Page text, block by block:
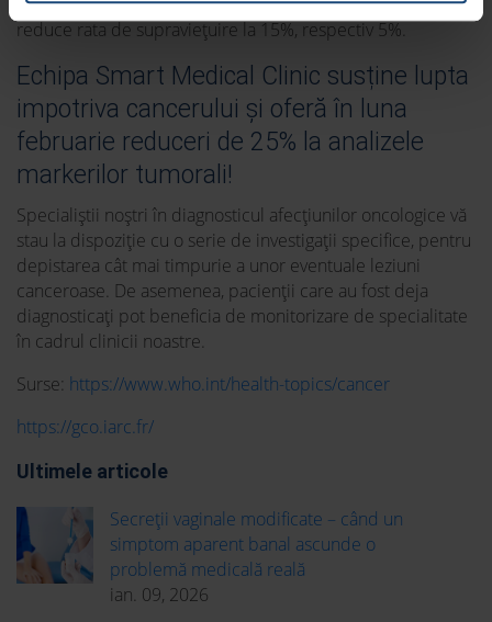
reduce rata de supraviețuire la 15%, respectiv 5%.
Echipa Smart Medical Clinic susține lupta
impotriva cancerului și oferă în luna
februarie reduceri de 25% la analizele
markerilor tumorali!
Specialiștii noștri în diagnosticul afecțiunilor oncologice vă
stau la dispoziție cu o serie de investigații specifice, pentru
depistarea cât mai timpurie a unor eventuale leziuni
canceroase. De asemenea, pacienții care au fost deja
diagnosticați pot beneficia de monitorizare de specialitate
în cadrul clinicii noastre.
Surse: https://www.who.int/health-topics/cancer
https://gco.iarc.fr/
Ultimele articole
Secreții vaginale modificate – când un
simptom aparent banal ascunde o
problemă medicală reală
ian. 09, 2026